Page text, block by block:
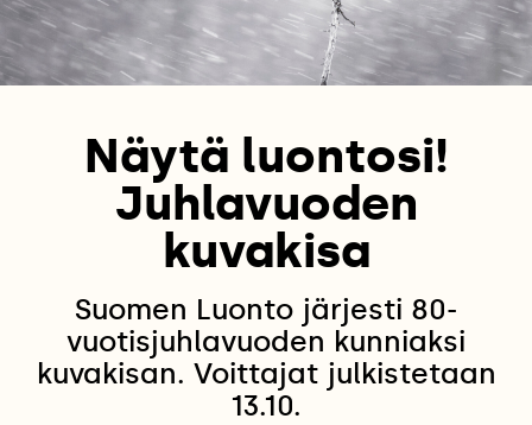
Näytä luontosi!
Juhlavuoden
kuvakisa
Suomen Luonto järjesti 80-
vuotisjuhlavuoden kunniaksi
kuvakisan. Voittajat julkistetaan
13.10.